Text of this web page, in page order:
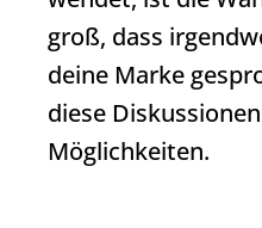
groß, dass
deine Marke
diese
Möglichkeiten.